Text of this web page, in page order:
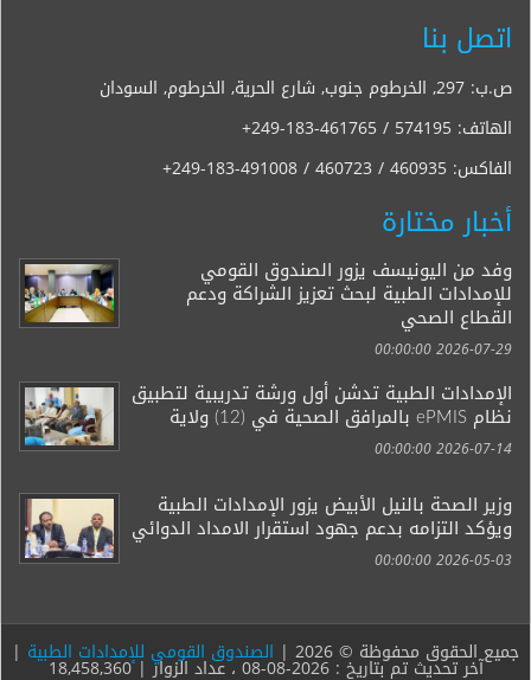
اتصل بنا
ص.ب: 297, الخرطوم جنوب, شارع الحرية, الخرطوم, السودان
الهاتف: +249-183-461765 / 574195
الفاكس: +249-183-491008 / 460723 / 460935
أخبار مختارة
وفد من اليونيسف يزور الصندوق القومي
للإمدادات الطبية لبحث تعزيز الشراكة ودعم
القطاع الصحي
2026-07-29 00:00:00
الإمدادات الطبية تدشن أول ورشة تدريبية لتطبيق
نظام ePMIS بالمرافق الصحية في (12) ولاية
2026-07-14 00:00:00
وزير الصحة بالنيل الأبيض يزور الإمدادات الطبية
ويؤكد التزامه بدعم جهود استقرار الامداد الدوائي
2026-05-03 00:00:00
جميع الحقوق محفوظة © 2026 | الصندوق القومي للإمدادات الطبية |
آخر تحديث تم بتاريخ : 2026-08-08 ، عداد الزوار | 18,458,360